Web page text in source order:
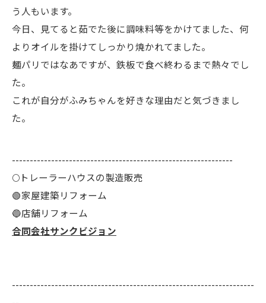
う人もいます。
今日、見てると茹でた後に調味料等をかけてました、何
よりオイルを掛けてしっかり焼かれてました。
麺パリではなあですが、鉄板で食べ終わるまで熱々でし
た。
これが自分がふみちゃんを好きな理由だと気づきまし
た。
--------------------------------------------------------------
🌕️トレーラーハウスの製造販売
🟢家屋建築リフォーム
🔵店舗リフォーム
合同会社サンクビジョン
--------------------------------------------------------------------